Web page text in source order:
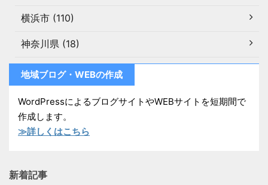
横浜市 (110)
神奈川県 (18)
地域ブログ・WEBの作成
WordPressによるブログサイトやWEBサイトを短期間で
作成します。
≫詳しくはこちら
新着記事